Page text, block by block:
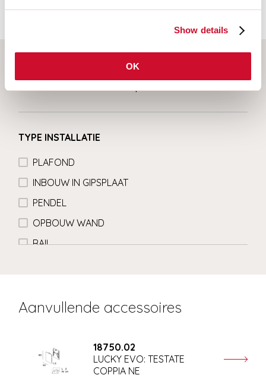
Show details
OK
Selecteer uw product
TYPE INSTALLATIE
PLAFOND
INBOUW IN GIPSPLAAT
PENDEL
OPBOUW WAND
RAIL
Aanvullende accessoires
18750.02
LUCKY EVO: TESTATE
COPPIA NE